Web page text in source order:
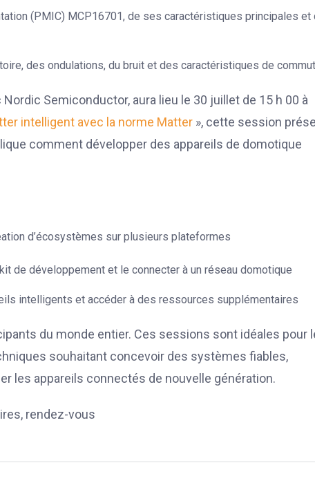
(PMIC) MCP16701, de ses caractéristiques principales et
des ondulations, du bruit et des caractéristiques de
Semiconductor, aura lieu le 30 juillet de 15 h 00 à
intelligent avec la norme Matter », cette session
comment développer des appareils de domotique
d’écosystèmes sur plusieurs plateformes
de développement et le connecter à un réseau domotique
intelligents et accéder à des ressources supplémentaires
du monde entier. Ces sessions sont idéales pour
souhaitant concevoir des systèmes fiables,
les appareils connectés de nouvelle génération.
rendez-vous